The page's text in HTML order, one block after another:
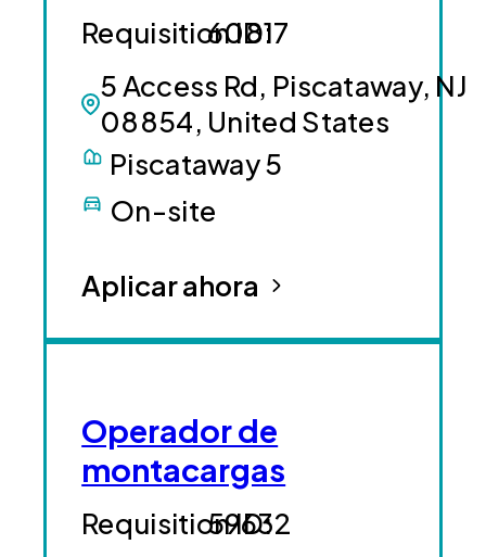
5 Access Rd, Piscataway, NJ
08854, United States
60817
Piscataway 5
On-site
Aplicar ahora
Operador de
montacargas
59632